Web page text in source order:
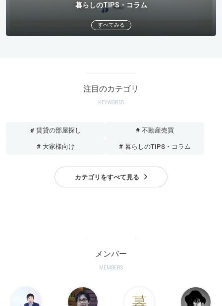
暮らしのTIPS・コラム
すべてみる
注目のカテゴリ
KEYWORDS
# 賃貸の部屋探し # 不動産売買
# 大家様向け # 暮らしのTIPS・コラム
カテゴリをすべて見る
メンバー
MEMBERS